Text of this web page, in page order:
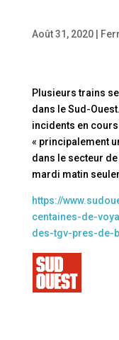
Août 31, 2020|
Plusieurs trains
dans le Sud-
incidents en
« principalement
dans le secteur
mardi matin
https://
centaines-de-
des-tgv-pres-de-